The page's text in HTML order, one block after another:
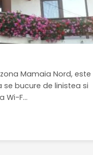
Mamaia Nord, este
bucure de linistea si
Wi-F...